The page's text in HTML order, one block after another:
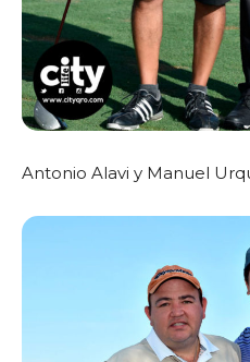
Antonio Alavi y Manuel